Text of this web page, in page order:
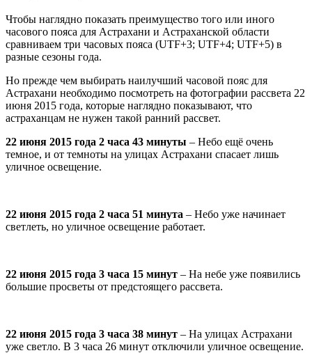
Чтобы наглядно показать преимущество того или иного
часового пояса для Астрахани и Астраханской области
сравниваем три часовых пояса (UTF+3; UTF+4; UTF+5) в
разные сезоны года.
Но прежде чем выбирать наилучший часовой пояс для
Астрахани необходимо посмотреть на фотографии рассвета 22
июня 2015 года, которые наглядно показывают, что
астраханцам не нужен такой ранний рассвет.
22 июня 2015 года 2 часа 43 минуты – Небо ещё очень
темное, и от темноты на улицах Астрахани спасает лишь
уличное освещение.
22 июня 2015 года 2 часа 51 минута – Небо уже начинает
светлеть, но уличное освещение работает.
22 июня 2015 года 3 часа 15 минут – На небе уже появились
большие просветы от предстоящего рассвета.
22 июня 2015 года 3 часа 38 минут – На улицах Астрахани
уже светло. В 3 часа 26 минут отключили уличное освещение.